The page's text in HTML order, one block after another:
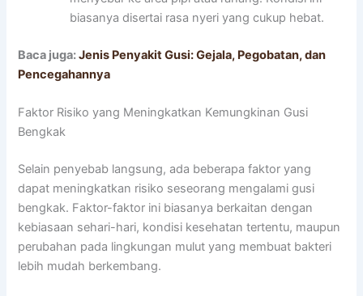
biasanya disertai rasa nyeri yang cukup hebat.
Baca juga:Jenis Penyakit Gusi: Gejala, Pegobatan, dan
Pencegahannya
Faktor Risiko yang Meningkatkan Kemungkinan Gusi
Bengkak
Selain penyebab langsung, ada beberapa faktor yang
dapat meningkatkan risiko seseorang mengalami gusi
bengkak. Faktor-faktor ini biasanya berkaitan dengan
kebiasaan sehari-hari, kondisi kesehatan tertentu, maupun
perubahan pada lingkungan mulut yang membuat bakteri
lebih mudah berkembang.